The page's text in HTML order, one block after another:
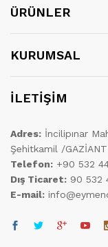
ÜRÜNLER
KURUMSAL
İLETİŞİM
Adres: İncilipınar
Şehitkamil /
Telefon: +90 532
Dış Ticaret: 90 532
E-mail: